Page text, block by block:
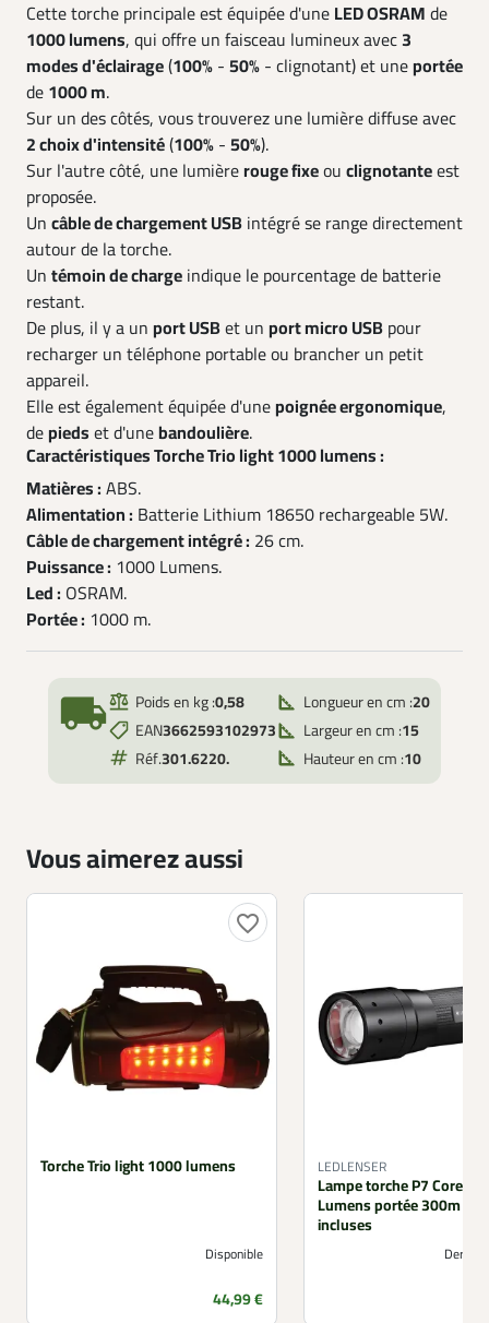
Cette torche principale est équipée d'une LED OSRAM de
1000 lumens, qui offre un faisceau lumineux avec3
modes d'éclairage(100% - 50% - clignotant) et uneportée
de 1000 m.
Sur un des côtés, vous trouverez une lumière diffuse avec
2 choix d'intensité(100% - 50%).
Sur l'autre côté, une lumièrerouge fixeou clignotanteest
proposée.
Un câble de chargement USB intégré se range directement
autour de la torche.
Un témoin de charge indique le pourcentage de batterie
restant.
De plus, il y a un port USBet un port micro USB pour
recharger un téléphone portable ou brancher un petit
appareil.
Elle est également équipée d'unepoignée ergonomique,
depieds et d'unebandoulière.
Caractéristiques Torche Trio light 1000 lumens :
Matières : ABS.
Alimentation : Batterie Lithium 18650 rechargeable 5W.
Câble de chargement intégré : 26 cm.
Puissance : 1000 Lumens.
Led : OSRAM.
Portée : 1000 m.
local_shipping Poids en kg :0,58
EAN3662593102973
Réf.301.6220.
Longueur en cm :20
Largeur en cm :15
Hauteur en cm :10
Vous aimerez aussi
favorite_border
Torche Trio light 1000 lumens
Disponible
Prix
44,99 €
LEDLENSER
Lampe torche P7 Core
Lumens portée 300m
incluses